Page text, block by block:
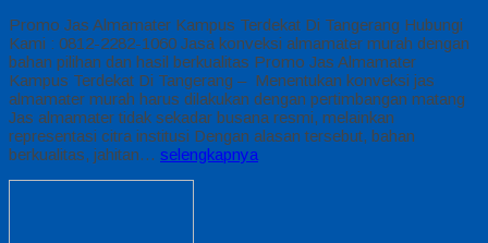
Promo Jas Almamater Kampus Terdekat Di Tangerang Hubungi
Kami : 0812-2282-1060 Jasa konveksi almamater murah dengan
bahan pilihan dan hasil berkualitas Promo Jas Almamater
Kampus Terdekat Di Tangerang – Menentukan konveksi jas
almamater murah harus dilakukan dengan pertimbangan matang
Jas almamater tidak sekadar busana resmi, melainkan
representasi citra institusi Dengan alasan tersebut, bahan
berkualitas, jahitan… selengkapnya